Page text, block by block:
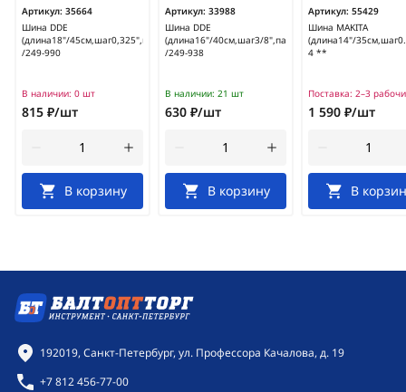
Артикул: 35664
Шина DDE
(длина18"/45см,шаг0,325",паз1.5мм,72зв)
/249-990
В наличии: 0 шт
815 ₽/шт
В корзину
Артикул: 33988
Шина DDE
(длина16"/40см,шаг3/8",паз1.3мм,56зв)
/249-938
В наличии: 21 шт
630 ₽/шт
В корзину
Артикул: 55429
Шина MAKITA
(длина14"/
4 **
Поставка: 2–3
1 590 ₽/шт
В
Контактная информация
192019, Санкт-Петербург, ул. Профессора Качалова, д. 19
+7 812 456-77-00